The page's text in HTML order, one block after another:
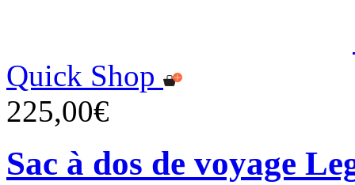
Quick Shop
225,00€
Sac à dos de voyage